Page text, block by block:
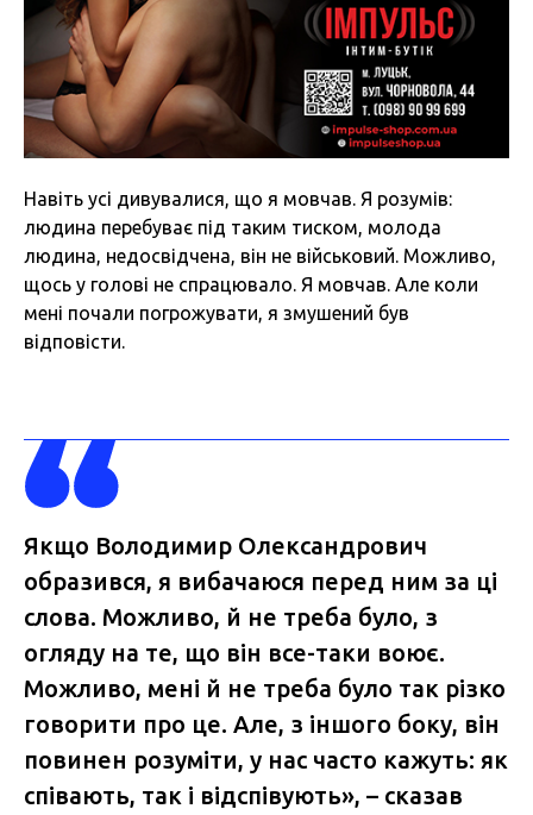
Навіть усі дивувалися, що я мовчав. Я розумів:
людина перебуває під таким тиском, молода
людина, недосвідчена, він не військовий. Можливо,
щось у голові не спрацювало. Я мовчав. Але коли
мені почали погрожувати, я змушений був
відповісти.
Якщо Володимир Олександрович
образився, я вибачаюся перед ним за ці
слова. Можливо, й не треба було, з
огляду на те, що він все-таки воює.
Можливо, мені й не треба було так різко
говорити про це. Але, з іншого боку, він
повинен розуміти, у нас часто кажуть: як
співають, так і відспівують», – сказав